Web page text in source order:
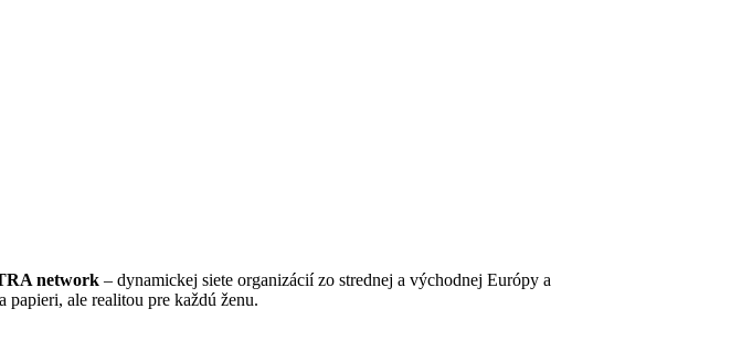
network – dynamickej siete organizácií zo strednej a východnej Európy a
papieri, ale realitou pre každú ženu.